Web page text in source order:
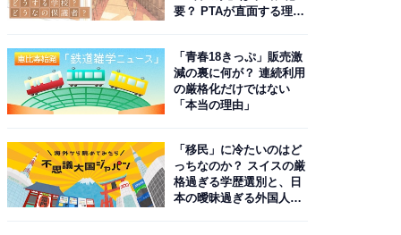
要？ PTAが直面する理想
「青春18きっぷ」販売激
減の裏に何が？ 連続利用
の厳格化だけではない
「本当の理由」
「移民」に冷たいのはど
っちなのか？ スイスの厳
格過ぎる学歴選別と、日
本の曖昧過ぎる外国人政